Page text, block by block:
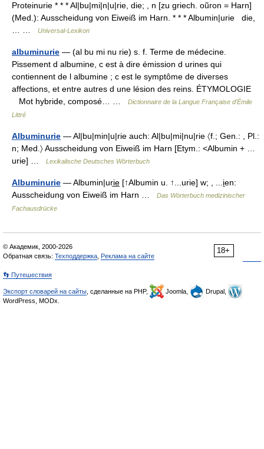
Proteinurie * * * Al|bu|mi|n|u|rie, die; , n [zu griech. oũron = Harn]
(Med.): Ausscheidung von Eiweiß im Harn. * * * Albumin|urie die,
Universal-Lexikon
albuminurie — (al bu mi nu rie) s. f. Terme de médecine.
Pissement d albumine, c est à dire émission d urines qui
contiennent de l albumine ; c est le symptôme de diverses
affections, et entre autres d une lésion des reins. ÉTYMOLOGIE
Mot hybride, composé… …
Dictionnaire de la Langue Française d'Émile
Littré
Albuminurie — Al|bu|min|u|rie auch: Al|bu|mi|nu|rie 〈f.; Gen.: , Pl.:
n; Med.〉 Ausscheidung von Eiweiß im Harn [Etym.: <Albumin + …
urie] …
Lexikalische Deutsches Wörterbuch
Albuminurie — Albumin|uri̲e̲ [↑Albumin u. ↑...urie] w; , ...i̱en:
Ausscheidung von Eiweiß im Harn …
Das Wörterbuch medizinischer
Fachausdrücke
18+
© Академик, 2000-2026
Обратная связь: Техподдержка Реклама на сайте
👣 Путешествия
Экспорт словарей на сайты , сделанные на PHP, Joomla,
Drupal,
WordPress, MODx.